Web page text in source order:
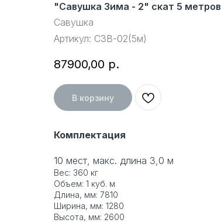
"Савушка Зима - 2" скат 5 метров
Савушка
Артикул: СЗВ-02(5м)
87900,00 р.
В корзину
Комплектация
10 мест, макс. длина 3,0 м
Вес: 360 кг
Объем: 1 куб. м
Длина, мм: 7810
Ширина, мм: 1280
Высота, мм: 2600